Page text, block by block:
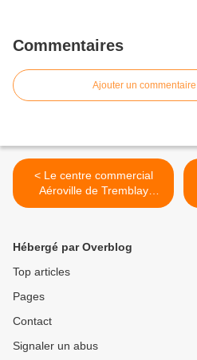
Commentaires
Ajouter un commentaire
< Le centre commercial
Aéroville de Tremblay
réussit son démarrage avec
souci à se faire ?
Hébergé par Overblog
Top articles
Pages
Contact
Signaler un abus